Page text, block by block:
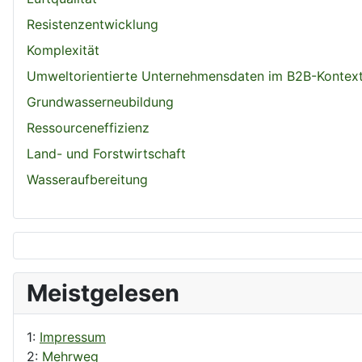
Resistenzentwicklung
Komplexität
Umweltorientierte Unternehmensdaten im B2B-
Grundwasserneubildung
Ressourceneffizienz
Land- und Forstwirtschaft
Wasseraufbereitung
Meistgelesen
1: Impressum
2: Mehrweg